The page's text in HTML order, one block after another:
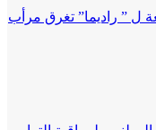
ل ” راديما” تغرق مرأب